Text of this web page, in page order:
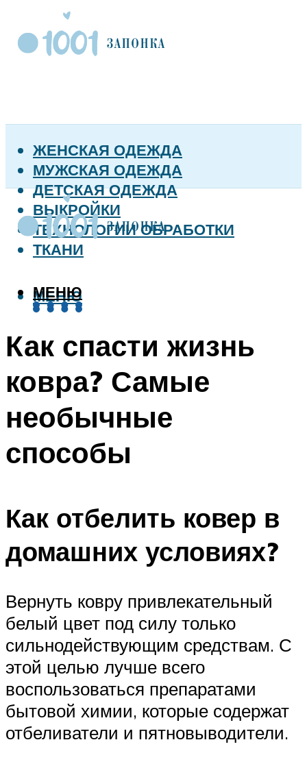
ЖЕНСКАЯ ОДЕЖДА
МУЖСКАЯ ОДЕЖДА
ДЕТСКАЯ ОДЕЖДА
ВЫКРОЙКИ
ТЕХНОЛОГИИ ОБРАБОТКИ
ТКАНИ
МЕНЮ
МЕНЮ
Как спасти жизнь
ковра? Самые
необычные
способы
Как отбелить ковер в
домашних условиях?
Вернуть ковру привлекательный
белый цвет под силу только
сильнодействующим средствам. С
этой целью лучше всего
воспользоваться препаратами
бытовой химии, которые содержат
отбеливатели и пятновыводители.